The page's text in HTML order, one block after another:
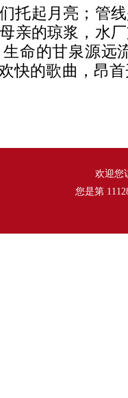
托起月亮；管
亲的琼浆，水
生命的甘泉源
快的歌曲，昂
欢迎您
您是第